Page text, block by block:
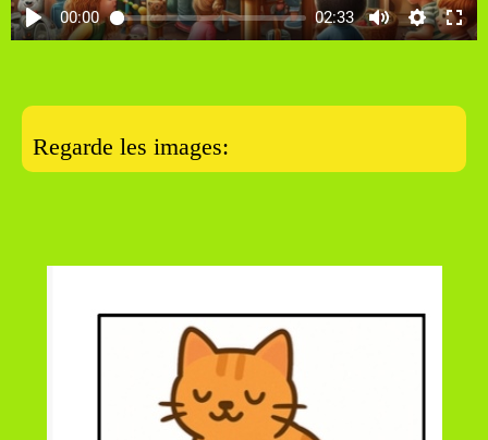
00:00 02:33
Regarde les images: